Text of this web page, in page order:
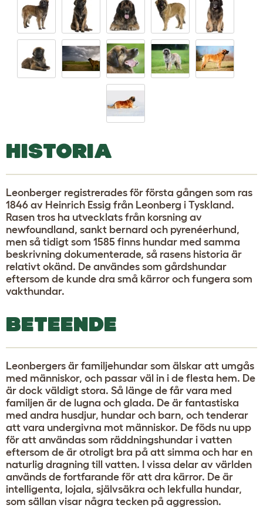
HISTORIA
Leonberger registrerades för första gången som ras
1846 av Heinrich Essig från Leonberg i Tyskland.
Rasen tros ha utvecklats från korsning av
newfoundland, sankt bernard och pyrenéerhund,
men så tidigt som 1585 finns hundar med samma
beskrivning dokumenterade, så rasens historia är
relativt okänd. De användes som gårdshundar
eftersom de kunde dra små kärror och fungera som
vakthundar.
BETEENDE
Leonbergers är familjehundar som älskar att umgås
med människor, och passar väl in i de flesta hem. De
är dock väldigt stora. Så länge de får vara med
familjen är de lugna och glada. De är fantastiska
med andra husdjur, hundar och barn, och tenderar
att vara undergivna mot människor. De föds nu upp
för att användas som räddningshundar i vatten
eftersom de är otroligt bra på att simma och har en
naturlig dragning till vatten. I vissa delar av världen
används de fortfarande för att dra kärror. De är
intelligenta, lojala, självsäkra och lekfulla hundar,
som sällan visar några tecken på aggression.